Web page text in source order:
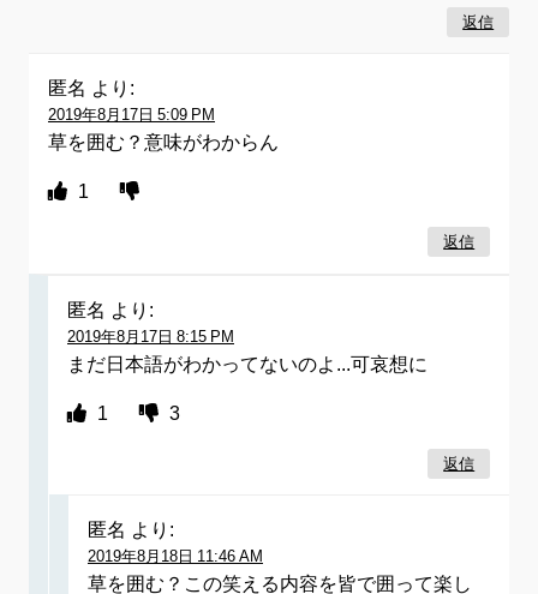
返信
匿名 より:
2019年8月17日 5:09 PM
草を囲む？意味がわからん
1
返信
匿名 より:
2019年8月17日 8:15 PM
まだ日本語がわかってないのよ...可哀想に
1 3
返信
匿名 より:
2019年8月18日 11:46 AM
草を囲む？この笑える内容を皆で囲って楽し